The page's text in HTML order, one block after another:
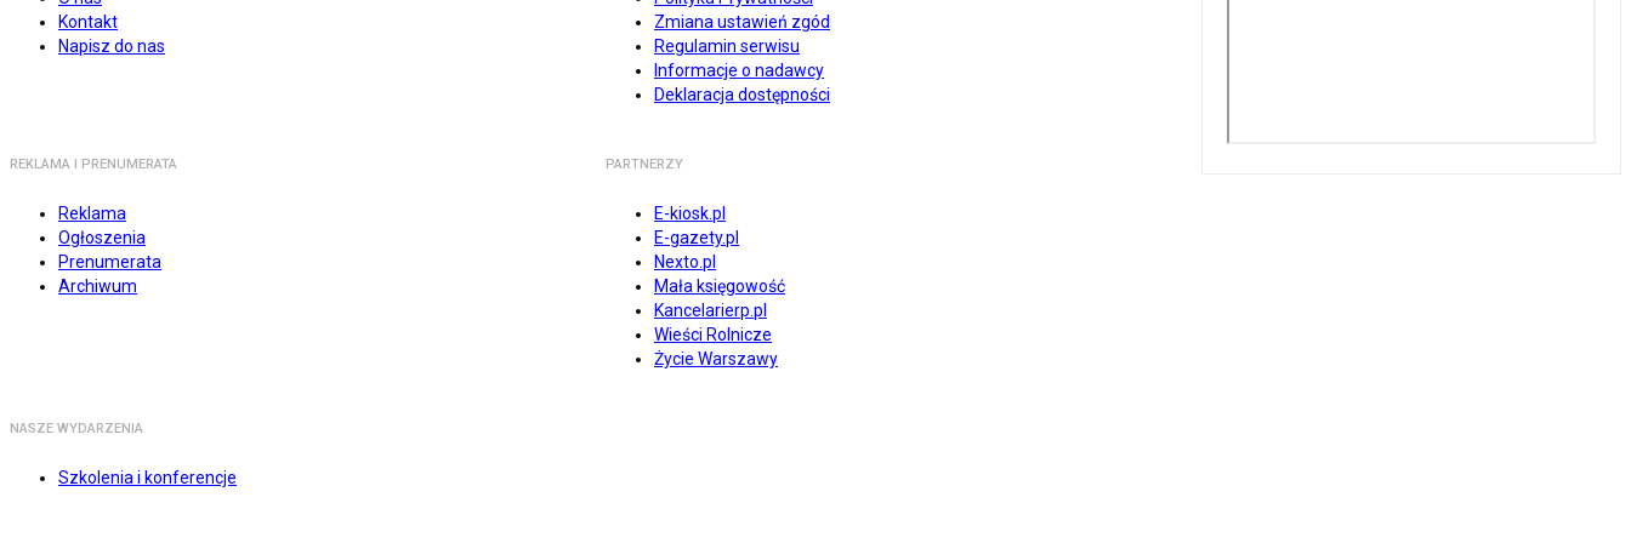
Kontakt
Napisz do nas
Zmiana ustawień zgód
Regulamin serwisu
Informacje o nadawcy
Deklaracja dostępności
REKLAMA I PRENUMERATA
Reklama
Ogłoszenia
Prenumerata
Archiwum
PARTNERZY
E-kiosk.pl
E-gazety.pl
Nexto.pl
Mała księgowość
Kancelarierp.pl
Wieści Rolnicze
Życie Warszawy
NASZE WYDARZENIA
Szkolenia i konferencje